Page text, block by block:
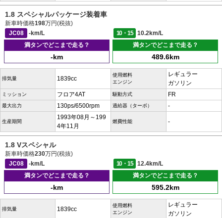
1.8 スペシャルパッケージ装着車
新車時価格198万円(税抜)
JC08
-km/L 10・15
10.2km/L
満タンでどこまで走る？
-km
満タンでどこまで走る？
489.6km
排気量 1839cc
使用燃料
エンジン
レギュラー
ガソリン
ミッション フロア4AT 駆動方式 FR
最大出力 130ps/6500rpm 過給器（ターボ） -
生産期間
1993年08月～199
4年11月
燃費性能 -
1.8 Vスペシャル
新車時価格230万円(税抜)
JC08
-km/L 10・15
12.4km/L
満タンでどこまで走る？
-km
満タンでどこまで走る？
595.2km
排気量 1839cc
使用燃料
エンジン
レギュラー
ガソリン